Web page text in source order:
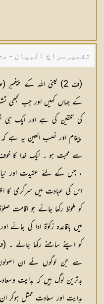
تفسیرسراج البیان -
(ف 2 ) یعنی اللہ کے پیغمبر
کے جہاں کہیں اور جب کبھی
کی تلقین کی ہے اور ایک ہی
پیغام اور نصب العین یہ ہے
سے محبت ہو ۔ ایک خدا کا
، جس کے لئے عقیدت اور
اس کی عبادت میں سرگرمی کا
کو ملحوظ رکھا جائے جو اقامت
میں باقاعدہ زکوٰۃ ادا کی جائے
کو اپنے سامنے رکھا جائے ۔ (
سے جن لوگوں نے ان اصولوں
بدترین لوگ ہیں کہ ہدایت
ہدایت اور سعادت ممثل ہوکر